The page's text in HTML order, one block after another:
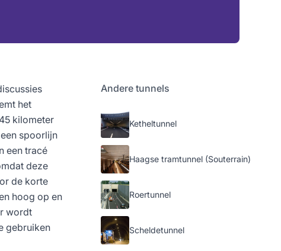
het
kilometer
spoorlijn
een tracé
deze
de korte
hoog op en
wordt
gebruiken
Andere tunnels
Ketheltunnel
Haagse tramtunnel (Souterrain)
Roertunnel
Scheldetunnel